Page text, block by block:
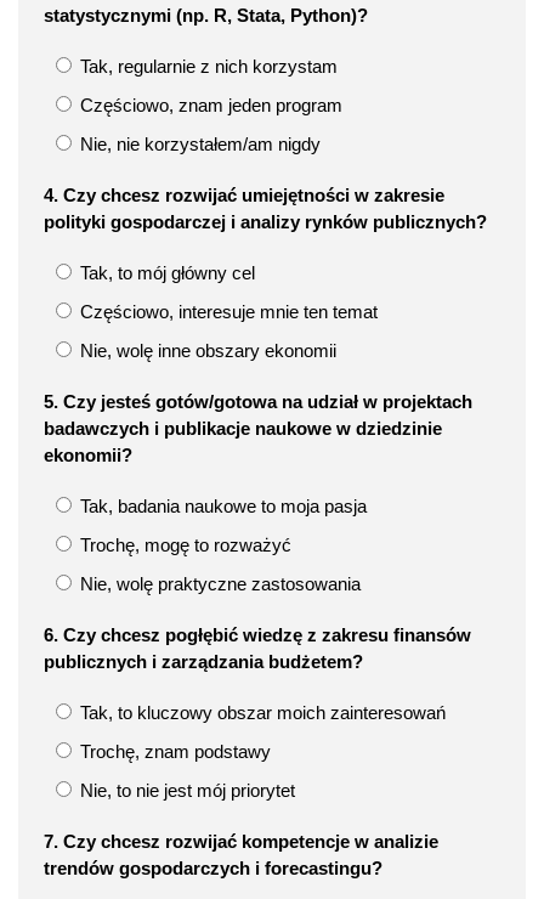
statystycznymi (np. R, Stata, Python)?
Tak, regularnie z nich korzystam
Częściowo, znam jeden program
Nie, nie korzystałem/am nigdy
4. Czy chcesz rozwijać umiejętności w zakresie
polityki gospodarczej i analizy rynków publicznych?
Tak, to mój główny cel
Częściowo, interesuje mnie ten temat
Nie, wolę inne obszary ekonomii
5. Czy jesteś gotów/gotowa na udział w projektach
badawczych i publikacje naukowe w dziedzinie
ekonomii?
Tak, badania naukowe to moja pasja
Trochę, mogę to rozważyć
Nie, wolę praktyczne zastosowania
6. Czy chcesz pogłębić wiedzę z zakresu finansów
publicznych i zarządzania budżetem?
Tak, to kluczowy obszar moich zainteresowań
Trochę, znam podstawy
Nie, to nie jest mój priorytet
7. Czy chcesz rozwijać kompetencje w analizie
trendów gospodarczych i forecastingu?